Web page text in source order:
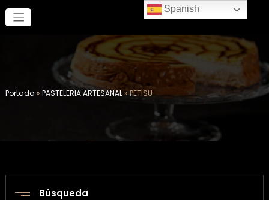
contenido
Portada » PASTELERIA ARTESANAL»PETISU
Búsqueda
Spanish